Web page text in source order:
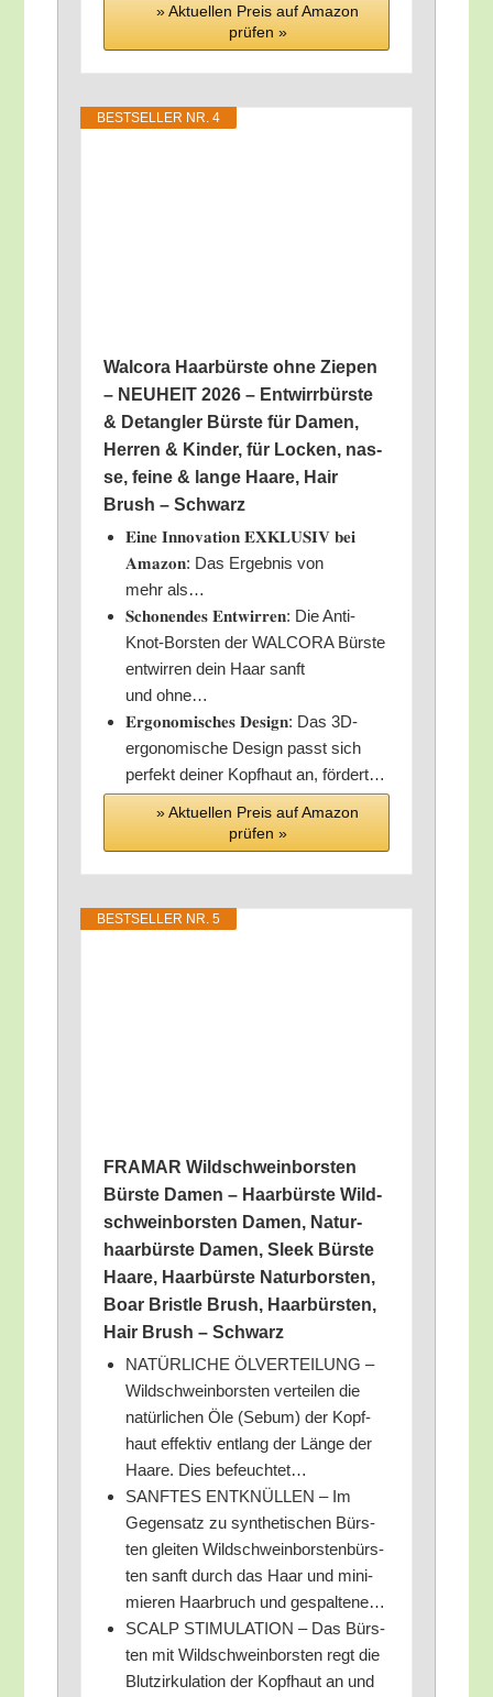
» Aktu­el­len Preis auf Ama­zon
prü­fen »
BEST­SEL­LER NR. 4
Wal­co­ra Haar­bürs­te ohne Zie­pen
– NEUHEIT 2026 – Ent­wirr­bürs­te
& Detang­ler Bürs­te für Damen,
Her­ren & Kin­der, für Locken, nas­
se, fei­ne & lan­ge Haa­re, Hair
Brush – Schwarz
𝐄𝐢𝐧𝐞 𝐈𝐧𝐧𝐨𝐯𝐚𝐭𝐢𝐨𝐧 𝐄𝐗𝐊𝐋𝐔𝐒𝐈𝐕 𝐛𝐞𝐢
𝐀𝐦𝐚𝐳𝐨𝐧: Das Ergeb­nis von
mehr als…
𝐒𝐜𝐡𝐨𝐧𝐞𝐧𝐝𝐞𝐬 𝐄𝐧𝐭𝐰𝐢𝐫𝐫𝐞𝐧: Die Anti-
Knot-Bors­ten der WALCORA Bürs­te
ent­wir­ren dein Haar sanft
und ohne…
𝐄𝐫𝐠𝐨𝐧𝐨𝐦𝐢𝐬𝐜𝐡𝐞𝐬 𝐃𝐞𝐬𝐢𝐠𝐧: Das 3D-
ergo­­no­­mi­sche Design passt sich
per­fekt dei­ner Kopf­haut an, fördert…
» Aktu­el­len Preis auf Ama­zon
prü­fen »
BEST­SEL­LER NR. 5
FRAMAR Wild­schwein­bors­ten
Bürs­te Damen – Haar­bürs­te Wild­
schwein­bors­ten Damen, Natur­
haar­bürs­te Damen, Sleek Bürs­te
Haa­re, Haar­bürs­te Natur­bors­ten,
Boar Brist­le Brush, Haar­bürs­ten,
Hair Brush – Schwarz
NATÜRLICHE ÖLVERTEILUNG –
Wild­schwein­bors­ten ver­tei­len die
natür­li­chen Öle (Sebum) der Kopf­
haut effek­tiv ent­lang der Län­ge der
Haa­re. Dies befeuchtet…
SANFTES ENTKNÜLLEN – Im
Gegen­satz zu syn­the­ti­schen Bürs­
ten glei­ten Wild­schwein­bors­ten­bürs­
ten sanft durch das Haar und mini­
mie­ren Haar­bruch und gespaltene…
SCALP STIMULATION – Das Bürs­
ten mit Wild­schwein­bors­ten regt die
Blut­zir­ku­la­ti­on der Kopf­haut an und